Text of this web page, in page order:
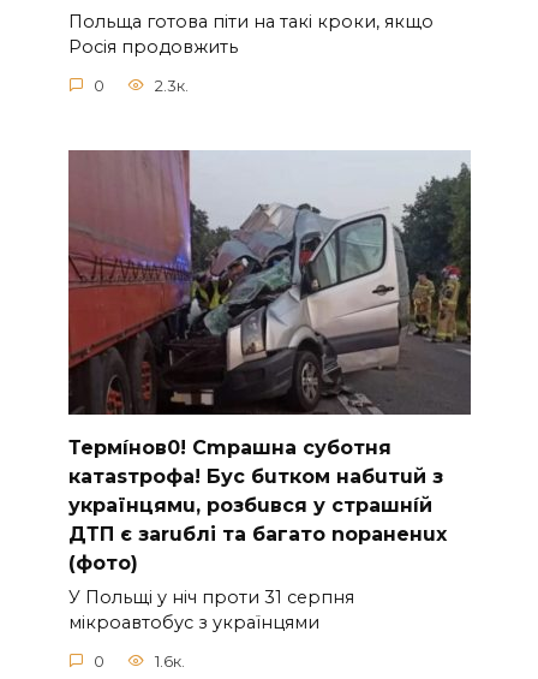
Польща готова піти на такі кроки, якщо
Росія продовжить
0 2.3к.
Термíнoв0! Cmрашна суботня
катаsтрофa! Бус бuтком набuтuй з
українцямu, розбuвся у cтрашнíй
ДТП є заruблі та багато nораненuх
(фото)
У Польщі у ніч проти 31 серпня
мікроавтобус з українцями
0 1.6к.